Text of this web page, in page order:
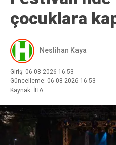
çocuklara
Neslihan Kaya
Giriş: 06-08-2026 16:53
Güncelleme: 06-08-2026 16:53
Kaynak: İHA